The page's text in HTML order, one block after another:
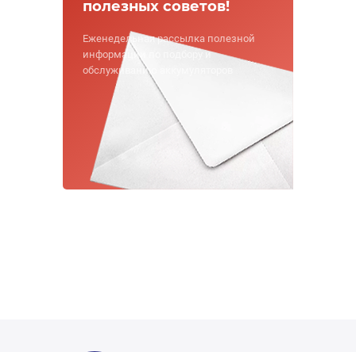
полезных советов!
Еженедельная рассылка полезной
информации по подбору и
обслуживанию аккумуляторов